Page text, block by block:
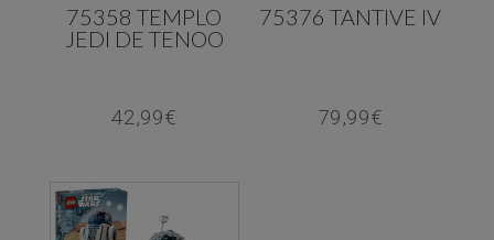
75358 TEMPLO
JEDI DE TENOO
42,99€
75376 TANTIVE IV
79,99€